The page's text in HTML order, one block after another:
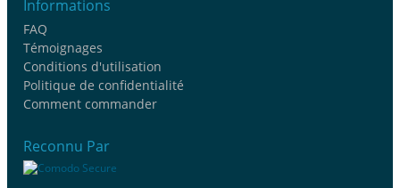
Informations
FAQ
Témoignages
Conditions d'utilisation
Politique de confidentialité
Comment commander
Reconnu Par